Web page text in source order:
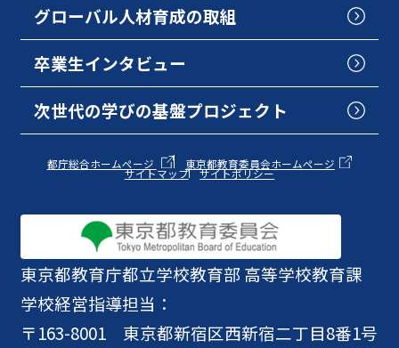
東京都教育庁都立学校教育部 高等学校教育課
学校経営指導担当：
〒163-8001 東京都新宿区西新宿二丁目8番1号
グローバル人材育成の取組
卒業生インタビュー
次世代の学びの基盤プロジェクト
都庁総合ホームページ 東京都教育委員会ホームページ
サイトマップ サイトポリシー